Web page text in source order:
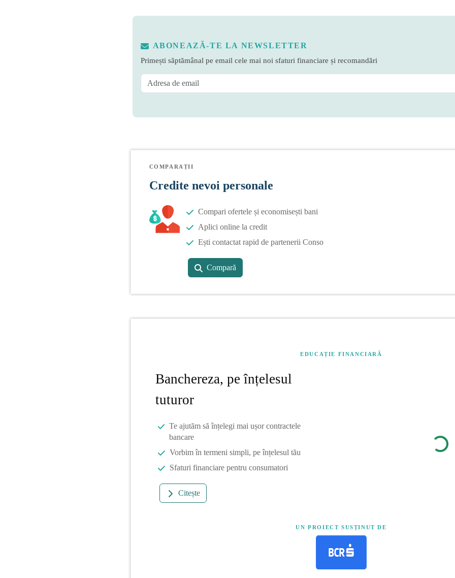
ABONEAZĂ-TE LA NEWSLETTER
Primești săptămânal pe email cele mai noi sfaturi financiare și recomandări
COMPARAȚII
Credite nevoi personale
Compari ofertele și economisești bani
Aplici online la credit
Ești contactat rapid de partenerii Conso
Compară
EDUCAȚIE FINANCIARĂ
Banchereza, pe înțelesul
tuturor
Te ajutăm să înțelegi mai ușor contractele
bancare
Vorbim în termeni simpli, pe înțelesul tău
Sfaturi financiare pentru consumatori
Citește
UN PROIECT SUSȚINUT DE